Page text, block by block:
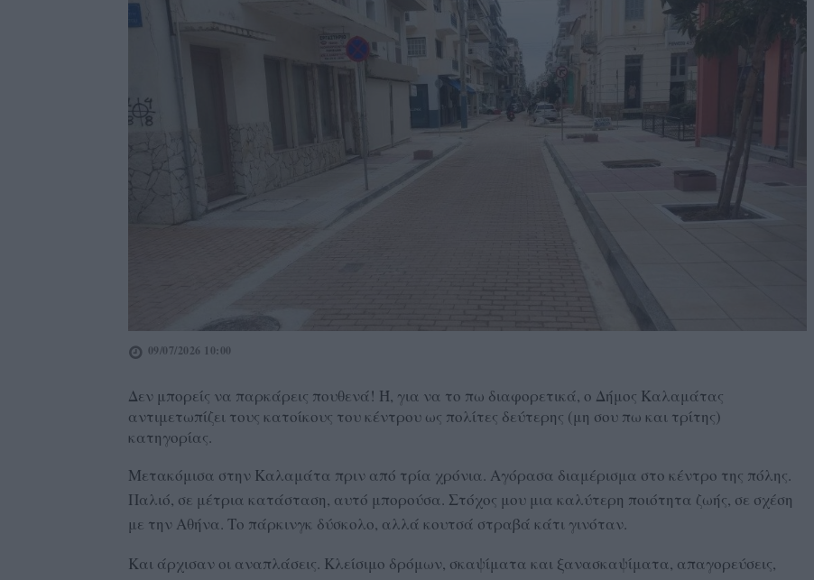
09/07/2026 10:00
Δεν μπορείς να παρκάρεις πουθενά! Ή, για να το πω διαφορετικά, ο Δήμος Καλαμάτας
αντιμετωπίζει τους κατοίκους του κέντρου ως πολίτες δεύτερης (μη σου πω και τρίτης)
κατηγορίας.
Μετακόμισα στην Καλαμάτα πριν από τρία χρόνια. Αγόρασα διαμέρισμα στο κέντρο της πόλης.
Παλιό, σε μέτρια κατάσταση, αυτό μπορούσα. Στόχος μου μια καλύτερη ποιότητα ζωής, σε σχέση
με την Αθήνα. Το πάρκινγκ δύσκολο, αλλά κουτσά στραβά κάτι γινόταν.
Και άρχισαν οι αναπλάσεις. Κλείσιμο δρόμων, σκαψίματα και ξανασκαψίματα, απαγορεύσεις,